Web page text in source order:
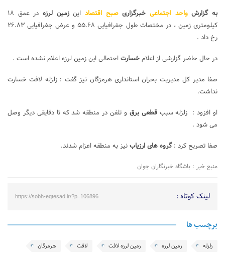
به گزارشواحد اجتماعی خبرگزاریصبح اقتصاد اینزمین لرزه
در عمق ۱۸
کیلومتری زمین ، در مختصات طول جغرافیایی ۵۵.۶۸ و عرض جغرافیایی ۲۶.۸۳
رخ داد .
در حال حاضر گزارشی از اعلامخسارتاحتمالی این زمین لرزه اعلام نشده است .
صفا مدیر کل مدیریت بحران استانداری هرمزگان نیز گفت : زلزله لافت خسارت
نداشت.
او افزود : زلزله سببقطعی برق و تلفن در منطقه شد که تا دقایقی دیگر وصل
می شود .
صفا تصریح کرد :گروه های ارزیابنیز به منطقه اعزام شدند.
منبع خبر : باشگاه خبرنگاران جوان
لینک کوتاه : https://sobh-eqtesad.ir/?p=106896
برچسب ها
زلزله زمین لرزه زمین لرزه لافت لافت هرمزگان